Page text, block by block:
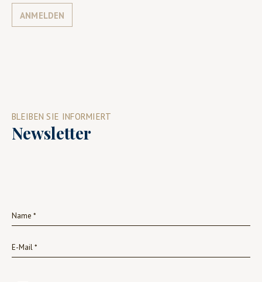
ANMELDEN
BLEIBEN SIE INFORMIERT
Newsletter